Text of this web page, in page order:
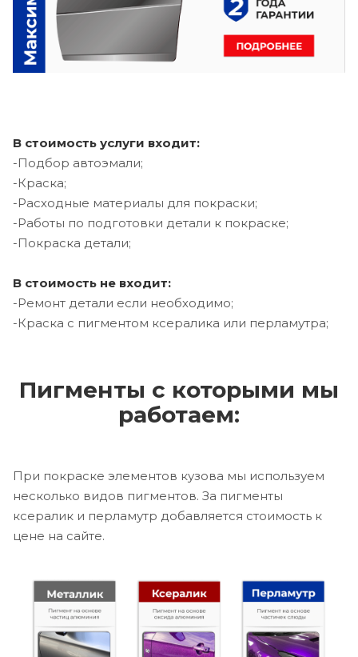
В стоимость услуги входит:
-Подбор автоэмали;
-Краска;
-Расходные материалы для покраски;
-Работы по подготовки детали к покраске;
-Покраска детали;
В стоимость не входит:
-Ремонт детали если необходимо;
-Краска с пигментом ксералика или перламутра;
Пигменты с которыми мы
работаем:
При покраске элементов кузова мы используем
несколько видов пигментов. За пигменты
ксералик и перламутр добавляется стоимость к
цене на сайте.